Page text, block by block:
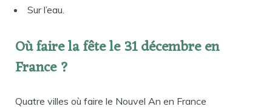
Sur l’eau.
Où faire la fête le 31 décembre en
France ?
Quatre villes où faire le Nouvel An en France